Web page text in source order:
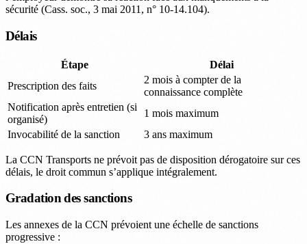
sécurité (Cass. soc., 3 mai 2011, n° 10-14.104).
Délais
Étape
Délai
Prescription des faits
2 mois à compter de la
connaissance complète
Notification après entretien (si
organisé)
1 mois maximum
Invocabilité de la sanction
3 ans maximum
La CCN Transports ne prévoit pas de disposition dérogatoire sur ces
délais, le droit commun s’applique intégralement.
Gradation des sanctions
Les annexes de la CCN prévoient une échelle de sanctions
progressive :